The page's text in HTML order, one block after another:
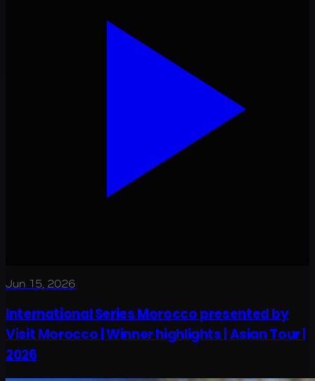
Jun 15, 2026
International Series Morocco presented by
Visit Morocco | Winner highlights | Asian Tour |
2026